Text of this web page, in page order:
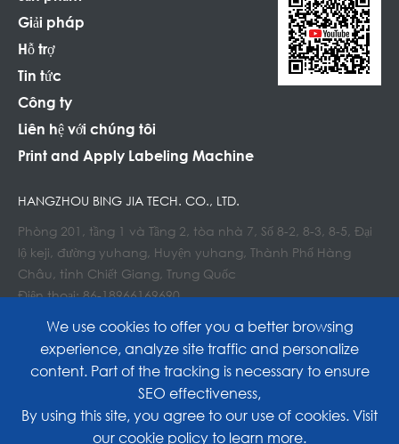
Giải pháp
Hỗ trợ
Tin tức
Công ty
Liên hệ với chúng tôi
Print and Apply Labeling Machine
HANGZHOU BING JIA TECH. CO., LTD.
Phòng 201, tầng 1 và Tầng 2, tòa nhà 7, Số 8-2, 8-3, 8-5, Đại
lộ keji, đường yuhang, Huyện yuhang, Thành Phố Hàng
Châu, tỉnh Chiết Giang, Trung Quốc
Điện thoại: 86-18966169690
Hangzhou Bing Jia Tech. Co., Ltd.
Rights Reserved.
We use cookies to offer you a better browsing
experience, analyze site traffic and personalize
content. Part of the tracking is necessary to ensure
SEO effectiveness,
By using this site, you agree to our use of cookies. Visit
ourcookie policyto learn more.